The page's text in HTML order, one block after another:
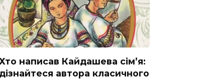
написав Кайдашева сім’я:
дізнайтеся автора класичного